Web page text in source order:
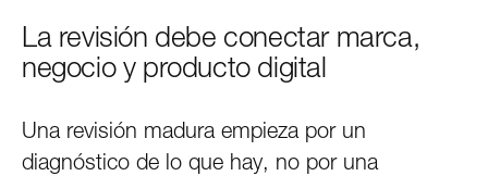
La revisión debe conectar marca,
negocio y producto digital
Una revisión madura empieza por un
diagnóstico de lo que hay, no por una